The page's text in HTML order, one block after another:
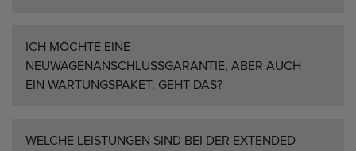
ICH MÖCHTE EINE
NEUWAGENANSCHLUSSGARANTIE, ABER AUCH
EIN WARTUNGSPAKET. GEHT DAS?
WELCHE LEISTUNGEN SIND BEI DER EXTENDED